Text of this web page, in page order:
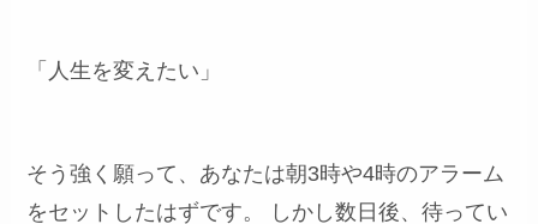
「人生を変えたい」
そう強く願って、あなたは朝3時や4時のアラーム
をセットしたはずです。 しかし数日後、待ってい